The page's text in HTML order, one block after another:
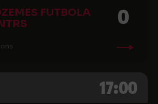
FUTBOLA
0
17:00